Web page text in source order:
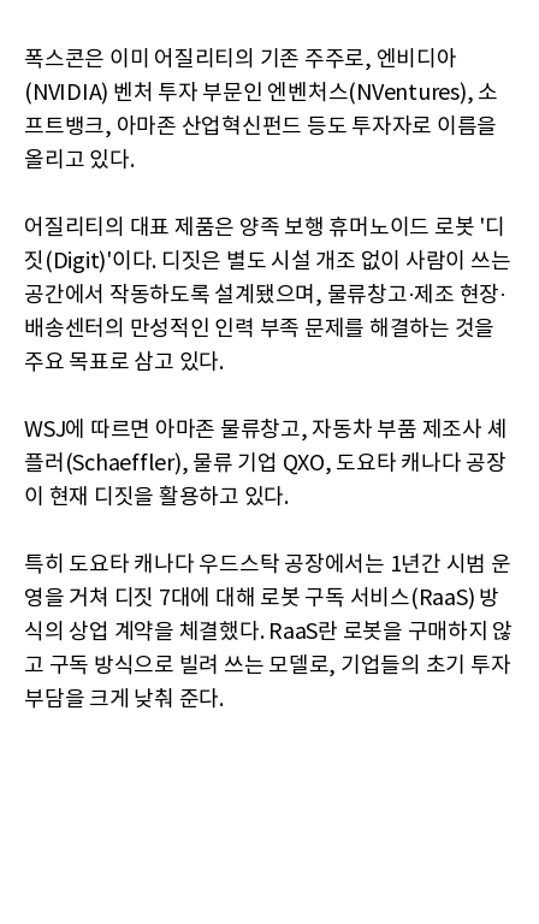
폭스콘은 이미 어질리티의 기존 주주로, 엔비디아
(NVIDIA) 벤처 투자 부문인 엔벤처스(NVentures), 소
프트뱅크, 아마존 산업혁신펀드 등도 투자자로 이름을
올리고 있다.
어질리티의 대표 제품은 양족 보행 휴머노이드 로봇 '디
짓(Digit)'이다. 디짓은 별도 시설 개조 없이 사람이 쓰는
공간에서 작동하도록 설계됐으며, 물류창고·제조 현장·
배송센터의 만성적인 인력 부족 문제를 해결하는 것을
주요 목표로 삼고 있다.
WSJ에 따르면 아마존 물류창고, 자동차 부품 제조사 셰
플러(Schaeffler), 물류 기업 QXO, 도요타 캐나다 공장
이 현재 디짓을 활용하고 있다.
특히 도요타 캐나다 우드스탁 공장에서는 1년간 시범 운
영을 거쳐 디짓 7대에 대해 로봇 구독 서비스(RaaS) 방
식의 상업 계약을 체결했다. RaaS란 로봇을 구매하지 않
고 구독 방식으로 빌려 쓰는 모델로, 기업들의 초기 투자
부담을 크게 낮춰 준다.